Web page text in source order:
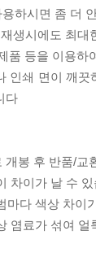
하시면 좀 더
생시에도 최
품 등을 이용하
인쇄 면이 깨
다
봉 후 반품/교
차이가 날 수 있
마다 색상 차이
염료가 섞여